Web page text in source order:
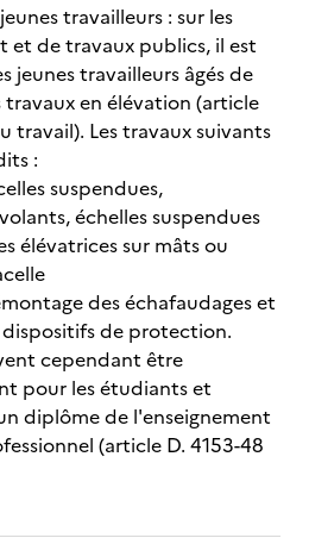
travailleurs : sur les
et de travaux publics, il est
jeunes travailleurs âgés de
travaux en élévation (article
travail). Les travaux suivants
:
suspendues,
échelles suspendues
élévatrices sur mâts ou
des échafaudages et
de protection.
cependant être
pour les étudiants et
diplôme de l'enseignement
(article D. 4153-48